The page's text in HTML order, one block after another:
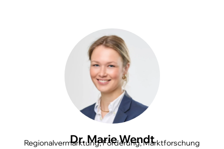
Dr. Marie Wendt
Regionalvermarktung, Förderung, Marktforschung